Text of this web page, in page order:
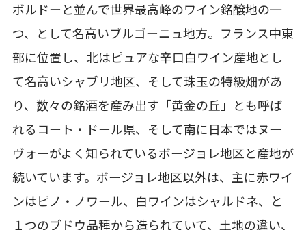
ボルドーと並んで世界最高峰のワイン銘醸地の一
つ、として名高いブルゴーニュ地方。フランス中東
部に位置し、北はピュアな辛口白ワイン産地とし
て名高いシャブリ地区、そして珠玉の特級畑があ
り、数々の銘酒を産み出す「黄金の丘」とも呼ば
れるコート・ドール県、そして南に日本ではヌー
ヴォーがよく知られているボージョレ地区と産地が
続いています。ボージョレ地区以外は、主に赤ワイ
ンはピノ・ノワール、白ワインはシャルドネ、と
１つのブドウ品種から造られていて、土地の違い、